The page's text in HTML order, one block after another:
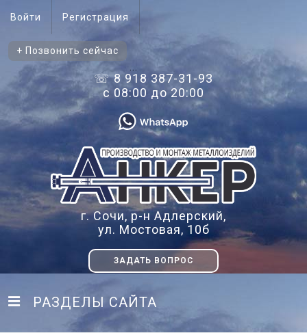
Войти Регистрация
+ Позвонить сейчас
☏ 8 918 387-31-93
с 08:00 до 20:00
г. Сочи, р-н Адлерский,
ул. Мостовая, 10б
ЗАДАТЬ ВОПРОС
РАЗДЕЛЫ САЙТА